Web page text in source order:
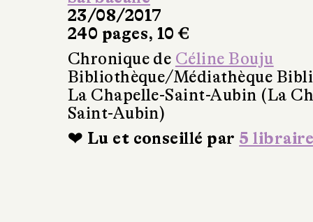
23/08/2017
240 pages, 10 €
Chronique de Céline Bouju
Bibliothèque/Médiathèque
La Chapelle-Saint-Aubin (La
Saint-Aubin)
❤ Lu et conseillé par 5